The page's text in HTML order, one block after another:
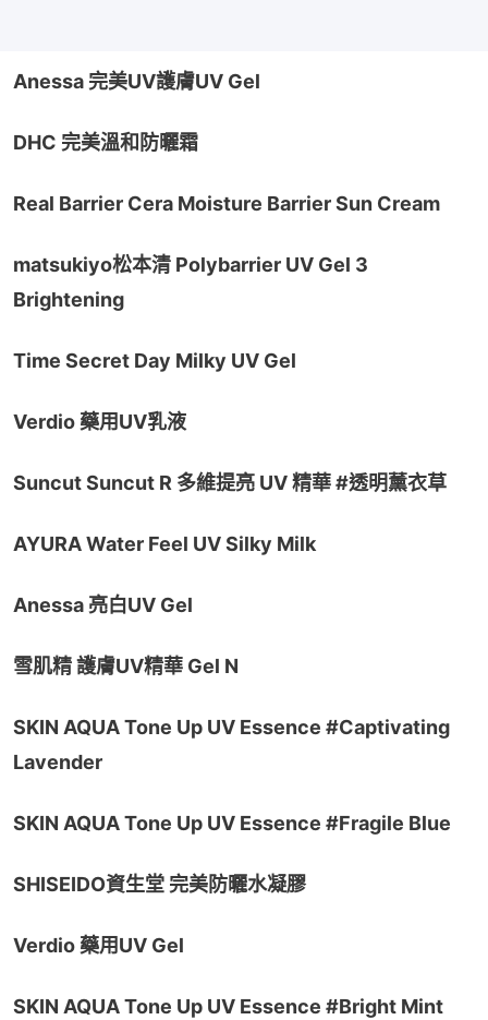
Anessa 完美UV護膚UV Gel
DHC 完美溫和防曬霜
Real Barrier Cera Moisture Barrier Sun Cream
matsukiyo松本清 Polybarrier UV Gel 3
Brightening
Time Secret Day Milky UV Gel
Verdio 藥用UV乳液
Suncut Suncut R 多維提亮 UV 精華 #透明薰衣草
AYURA Water Feel UV Silky Milk
Anessa 亮白UV Gel
雪肌精 護膚UV精華 Gel N
SKIN AQUA Tone Up UV Essence #Captivating
Lavender
SKIN AQUA Tone Up UV Essence #Fragile Blue
SHISEIDO資生堂 完美防曬水凝膠
Verdio 藥用UV Gel
SKIN AQUA Tone Up UV Essence #Bright Mint